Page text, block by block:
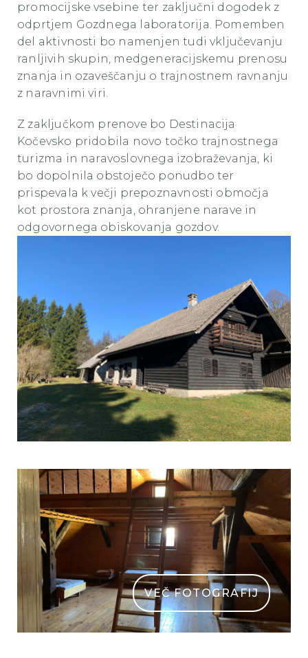
promocijske vsebine ter zaključni dogodek z
odprtjem Gozdnega laboratorija. Pomemben
del aktivnosti bo namenjen tudi vključevanju
ranljivih skupin, medgeneracijskemu prenosu
znanja in ozaveščanju o trajnostnem ravnanju
z naravnimi viri.
Z zaključkom prenove bo Destinacija
Kočevsko pridobila novo točko trajnostnega
turizma in naravoslovnega izobraževanja, ki
bo dopolnila obstoječo ponudbo ter
prispevala k večji prepoznavnosti območja
kot prostora znanja, ohranjene narave in
odgovornega obiskovanja gozdov.
VEČ FOTOGRAFIJ